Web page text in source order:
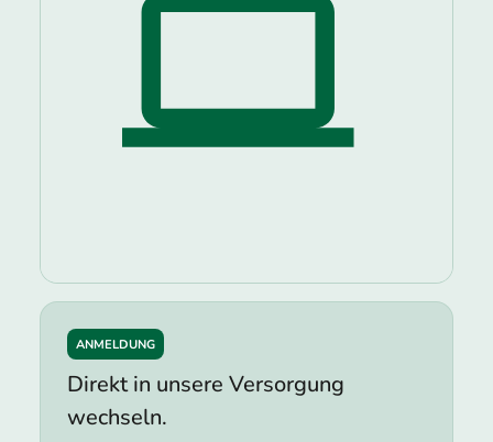
ANMELDUNG
Direkt in unsere Versorgung
wechseln.